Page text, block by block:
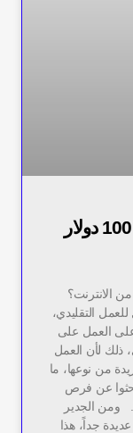
كم من الوقت أحتاج لربح 100 دولار
لربح 100 دولار من الانترنت؟
التقليدي،
العمل على
ذلك لأن العمل
من نوعها، ما
عن فرص
ومن الجدير
جداً، هذا